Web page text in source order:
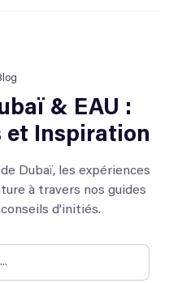
& EAU :
et Inspiration
Dubaï, les expériences
à travers nos guides
d'initiés.